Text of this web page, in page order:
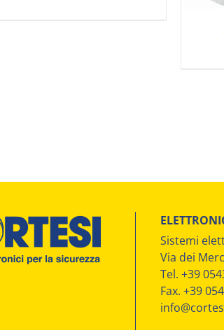
Sistemi
Via dei
Tel. +39
Fax. +39